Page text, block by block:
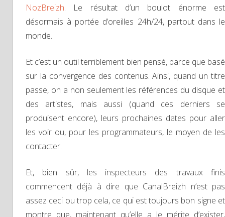
NozBreizh. Le résultat d’un boulot énorme est
désormais à portée d’oreilles 24h/24, partout dans le
monde.
Et c’est un outil terriblement bien pensé, parce que basé
sur la convergence des contenus. Ainsi, quand un titre
passe, on a non seulement les références du disque et
des artistes, mais aussi (quand ces derniers se
produisent encore), leurs prochaines dates pour aller
les voir ou, pour les programmateurs, le moyen de les
contacter.
Et, bien sûr, les inspecteurs des travaux finis
commencent déjà à dire que CanalBreizh n’est pas
assez ceci ou trop cela, ce qui est toujours bon signe et
montre que, maintenant qu’elle a le mérite d’exister,